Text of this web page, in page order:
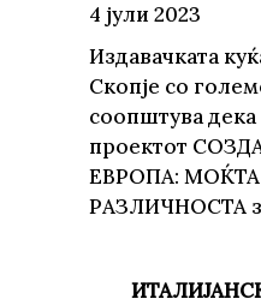
4 јули 2023
Издавачката
Скопје со
соопштува
проектот
ЕВРОПА:
РАЗЛИЧНОСТА